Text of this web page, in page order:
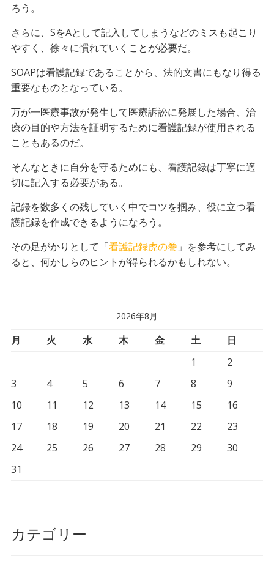
2026年8月
月 火 水 木 金 土
日
1
2
3
4 5 6 7 8
9
10
11 12 13 14 15
16
17
18 19 20 21 22
23
24
25 26 27 28 29
30
31
カテゴリー
ろう。
さらに、SをAとして記入してしまうなどのミスも起こり
やすく、徐々に慣れていくことが必要だ。
SOAPは看護記録であることから、法的文書にもなり得る
重要なものとなっている。
万が一医療事故が発生して医療訴訟に発展した場合、治
療の目的や方法を証明するために看護記録が使用される
こともあるのだ。
そんなときに自分を守るためにも、看護記録は丁寧に適
切に記入する必要がある。
記録を数多くの残していく中でコツを掴み、役に立つ看
護記録を作成できるようになろう。
その足がかりとして「看護記録虎の巻 」を参考にしてみ
ると、何かしらのヒントが得られるかもしれない。